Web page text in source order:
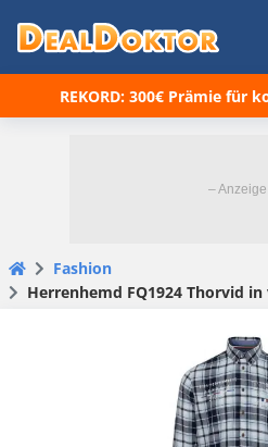
REKORD: 300€ Prämie für
Fashion
Herrenhemd FQ1924 Thorvid in